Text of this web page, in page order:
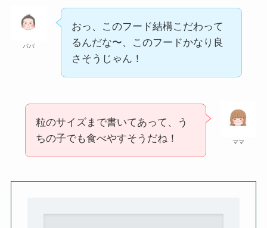
パパ
おっ、このフード結構こだわって
るんだな〜、このフードかなり良
さそうじゃん！
ママ
粒のサイズまで書いてあって、う
ちの子でも食べやすそうだね！